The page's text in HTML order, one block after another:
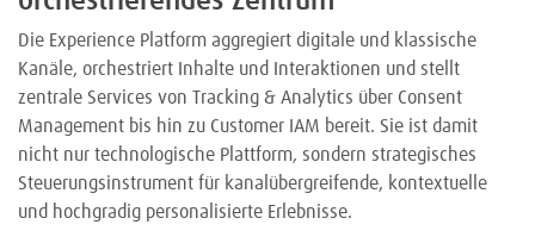
Die Experience Platform aggregiert digitale und klassische
Kanäle, orchestriert Inhalte und Interaktionen und stellt
zentrale Services von Tracking & Analytics über Consent
Management bis hin zu Customer IAM bereit. Sie ist damit
nicht nur technologische Plattform, sondern strategisches
Steuerungsinstrument für kanalübergreifende, kontextuelle
und hochgradig personalisierte Erlebnisse.